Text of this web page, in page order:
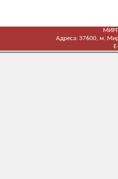
Адреса: 37600, м.